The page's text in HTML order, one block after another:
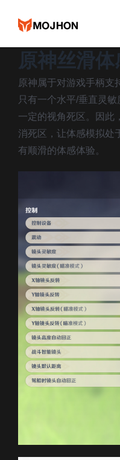
原神丝滑
原神属于对游戏手柄支
只有一个水平/垂直灵
一定的视角死区。因此
消死区，让体感模拟处
有顺滑的体感体验。